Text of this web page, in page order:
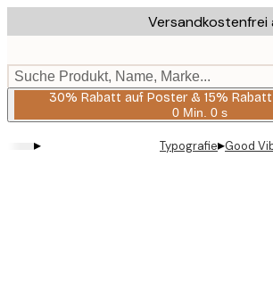
to
content.
Suche Produkt, Name, Marke...
30% Rabatt auf Poster & 15%
0 Min. 0 s
Gültig
2026-
▸ Typografie▸Good